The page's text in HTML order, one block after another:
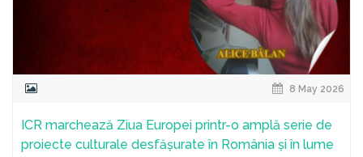
8 May 2026
ICR marchează Ziua Europei printr-o amplă serie de
proiecte culturale desfășurate în România și în lume